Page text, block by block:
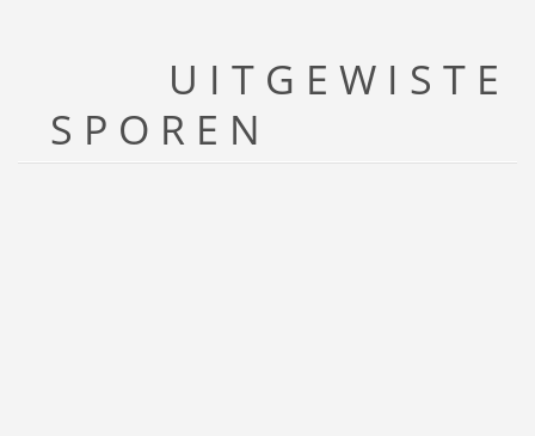
U I T G E W I S T E
S P O R E N